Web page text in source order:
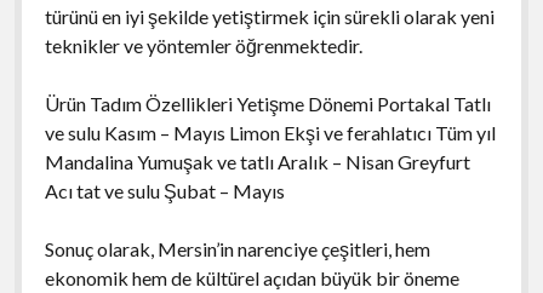
türünü en iyi şekilde yetiştirmek için sürekli olarak yeni
teknikler ve yöntemler öğrenmektedir.
Ürün Tadım Özellikleri Yetişme Dönemi Portakal Tatlı
ve sulu Kasım – Mayıs Limon Ekşi ve ferahlatıcı Tüm yıl
Mandalina Yumuşak ve tatlı Aralık – Nisan Greyfurt
Acı tat ve sulu Şubat – Mayıs
Sonuç olarak, Mersin’in narenciye çeşitleri, hem
ekonomik hem de kültürel açıdan büyük bir öneme